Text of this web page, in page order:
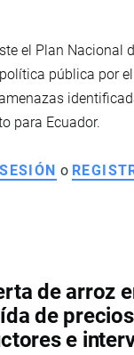
el Plan Nacional
pública por
para Ecuador.
o
de arroz
de
e